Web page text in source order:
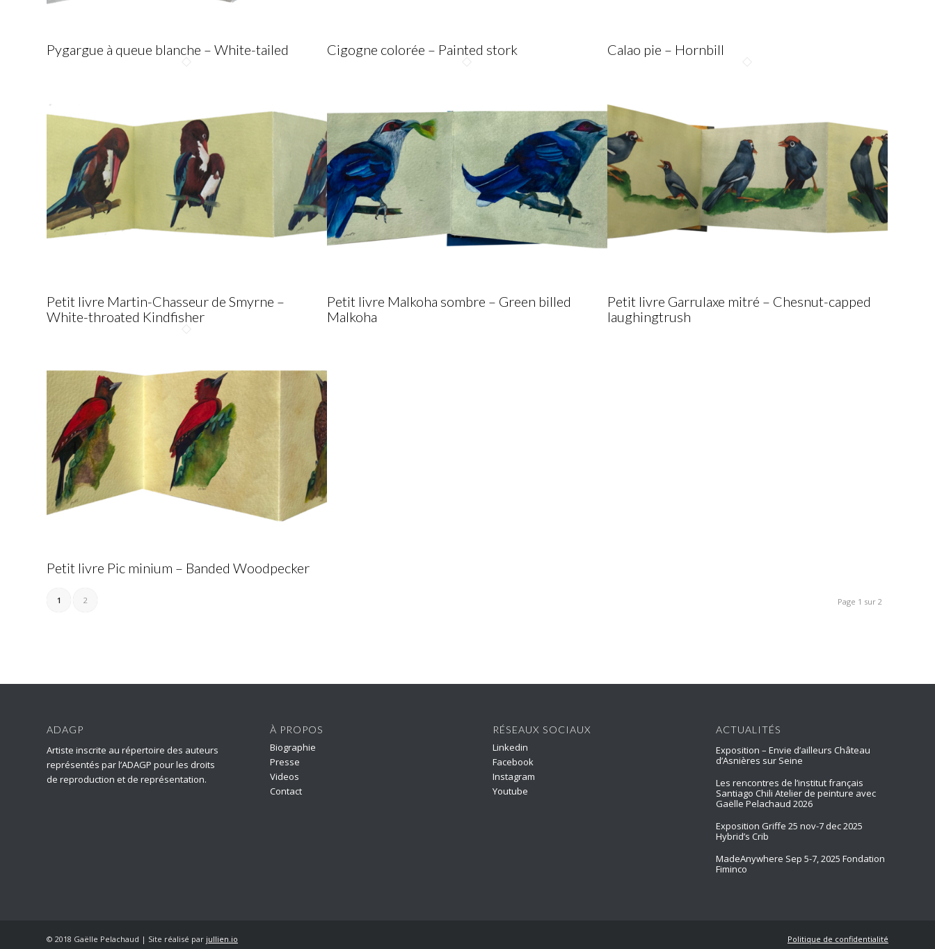
Pygargue à queue blanche – White-tailed Cigogne colorée – Painted stork Calao pie – Hornbill
Petit livre Martin-Chasseur de Smyrne –
White-throated Kindfisher
Petit livre Malkoha sombre – Green billed
Malkoha
Petit livre Garrulaxe mitré – Chesnut-capped
laughingtrush
Petit livre Pic minium – Banded Woodpecker
Page 1 sur 2
1 2
ADAGP
Artiste inscrite au répertoire des auteurs
représentés par l’ADAGP pour les droits
de reproduction et de représentation.
À PROPOS
Biographie
Presse
Videos
Contact
RÉSEAUX SOCIAUX
Linkedin
Facebook
Instagram
Youtube
ACTUALITÉS
Exposition – Envie d’ailleurs Château
d’Asnières sur Seine
Les rencontres de l’institut français
Santiago Chili Atelier de peinture avec
Gaëlle Pelachaud 2026
Exposition Griffe 25 nov-7 dec 2025
Hybrid’s Crib
MadeAnywhere Sep 5-7, 2025 Fondation
Fiminco
© 2018 Gaëlle Pelachaud | Site réalisé par jullien.io Politique de confidentialité